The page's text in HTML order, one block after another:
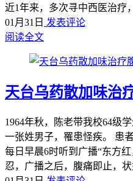
近1年来，多次寻中西医治疗
01月31日 发表评论
阅读全文
天台乌药散加味治
1964年秋，陈老带我校64级
一张姓男子，罹患怪疾。 患
每日早晨6时听到广播“东方
忍，广播之后，腹痛即止，状